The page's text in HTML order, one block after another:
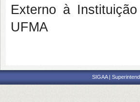
Externo à
UFMA
SIGAA |